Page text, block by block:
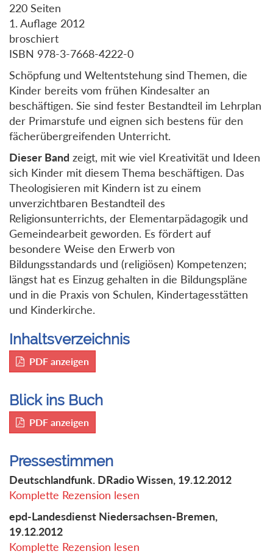
220 Seiten
1. Auflage 2012
broschiert
ISBN 978-3-7668-4222-0
Schöpfung und Weltentstehung sind Themen, die
Kinder bereits vom frühen Kindesalter an
beschäftigen. Sie sind fester Bestandteil im Lehrplan
der Primarstufe und eignen sich bestens für den
fächerübergreifenden Unterricht.
Dieser Band zeigt, mit wie viel Kreativität und Ideen
sich Kinder mit diesem Thema beschäftigen. Das
Theologisieren mit Kindern ist zu einem
unverzichtbaren Bestandteil des
Religionsunterrichts, der Elementarpädagogik und
Gemeindearbeit geworden. Es fördert auf
besondere Weise den Erwerb von
Bildungsstandards und (religiösen) Kompetenzen;
längst hat es Einzug gehalten in die Bildungspläne
und in die Praxis von Schulen, Kindertagesstätten
und Kinderkirche.
Inhaltsverzeichnis
PDF anzeigen
Blick ins Buch
PDF anzeigen
Pressestimmen
Deutschlandfunk. DRadio Wissen, 19.12.2012
Komplette Rezension lesen
epd-Landesdienst Niedersachsen-Bremen,
19.12.2012
Komplette Rezension lesen